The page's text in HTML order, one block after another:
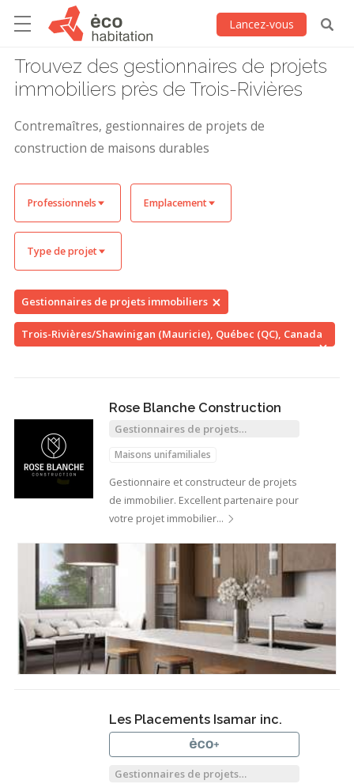
Lancez-vous
Trouvez des gestionnaires de projets
immobiliers près de Trois-Rivières
Contremaîtres, gestionnaires de projets de
construction de maisons durables
Professionnels Emplacement
Type de projet
Gestionnaires de projets immobiliers
Trois-Rivières/Shawinigan (Mauricie), Québec (QC), Canada
Rose Blanche Construction
Gestionnaires de projets
Maisons unifamiliales
Gestionnaire et constructeur de projets
de immobilier. Excellent partenaire pour
votre projet immobilier…
Les Placements Isamar inc.
Gestionnaires de projets